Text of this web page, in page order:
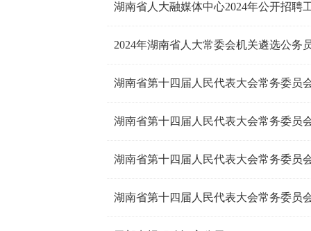
湖南省人大融媒体中心2024年公开招聘
2024年湖南省人大常委会机关遴选公务
湖南省第十四届人民代表大会常务委员
湖南省第十四届人民代表大会常务委员
湖南省第十四届人民代表大会常务委员
湖南省第十四届人民代表大会常务委员